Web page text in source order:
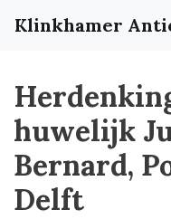
Klinkhamer
huwelijk
Bernard,
Delft